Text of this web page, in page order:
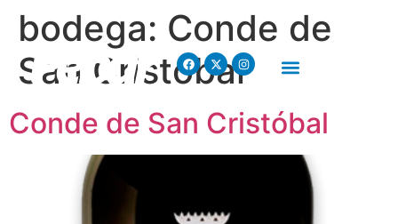
bodega: Conde de
San Cristóbal
Conde de San Cristóbal